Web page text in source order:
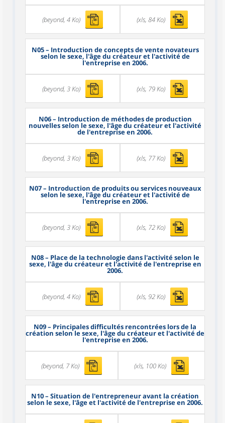
(beyond, 4 Ko) (xls, 84 Ko)
N05– Introduction de concepts de vente novateurs
selon le sexe, l'âge du créateur et l'activité de
l'entreprise en 2006.
(beyond, 3 Ko) (xls, 79 Ko)
N06– Introduction de méthodes de production
nouvelles selon le sexe, l'âge du créateur et l'activité
de l'entreprise en 2006.
(beyond, 3 Ko) (xls, 77 Ko)
N07– Introduction de produits ou services nouveaux
selon le sexe, l'âge du créateur et l'activité de
l'entreprise en 2006.
(beyond, 3 Ko) (xls, 72 Ko)
N08– Place de la technologie dans l'activité selon le
sexe, l'âge du créateur et l'activité de l'entreprise en
2006.
(beyond, 4 Ko) (xls, 92 Ko)
N09– Principales difficultés rencontrées lors de la
création selon le sexe, l'âge du créateur et l'activité de
l'entreprise en 2006.
(beyond, 7 Ko) (xls, 100 Ko)
N10– Situation de l'entrepreneur avant la création
selon le sexe, l'âge et l'activité de l'entreprise en 2006.